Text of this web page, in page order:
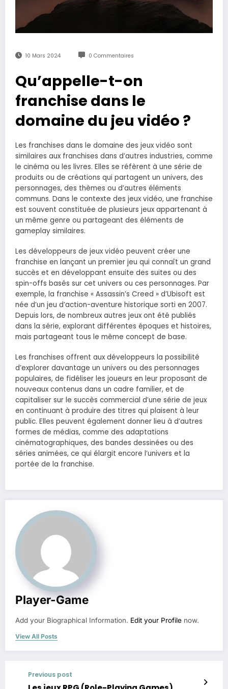
10 Mars 2024 0 Commentaires
Qu’appelle-t-on
franchise dans le
domaine du jeu vidéo ?
Les franchises dans le domaine des jeux vidéo sont
similaires aux franchises dans d’autres industries, comme
le cinéma ou les livres. Elles se réfèrent à une série de
produits ou de créations qui partagent un univers, des
personnages, des thèmes ou d’autres éléments
communs. Dans le contexte des jeux vidéo, une franchise
est souvent constituée de plusieurs jeux appartenant à
un même genre ou partageant des éléments de
gameplay similaires.
Les développeurs de jeux vidéo peuvent créer une
franchise en lançant un premier jeu qui connaît un grand
succès et en développant ensuite des suites ou des
spin-offs basés sur cet univers ou ces personnages. Par
exemple, la franchise « Assassin’s Creed » d’Ubisoft est
née d’un jeu d’action-aventure historique sorti en 2007.
Depuis lors, de nombreux autres jeux ont été publiés
dans la série, explorant différentes époques et histoires,
mais partageant tous le même concept de base.
Les franchises offrent aux développeurs la possibilité
d’explorer davantage un univers ou des personnages
populaires, de fidéliser les joueurs en leur proposant de
nouveaux contenus dans un cadre familier, et de
capitaliser sur le succès commercial d’une série de jeux
en continuant à produire des titres qui plaisent à leur
public. Elles peuvent également donner lieu à d’autres
formes de médias, comme des adaptations
cinématographiques, des bandes dessinées ou des
séries animées, ce qui élargit encore l’univers et la
portée de la franchise.
Player-Game
Add your Biographical Information. Edit your Profile now.
View All Posts
Previous post